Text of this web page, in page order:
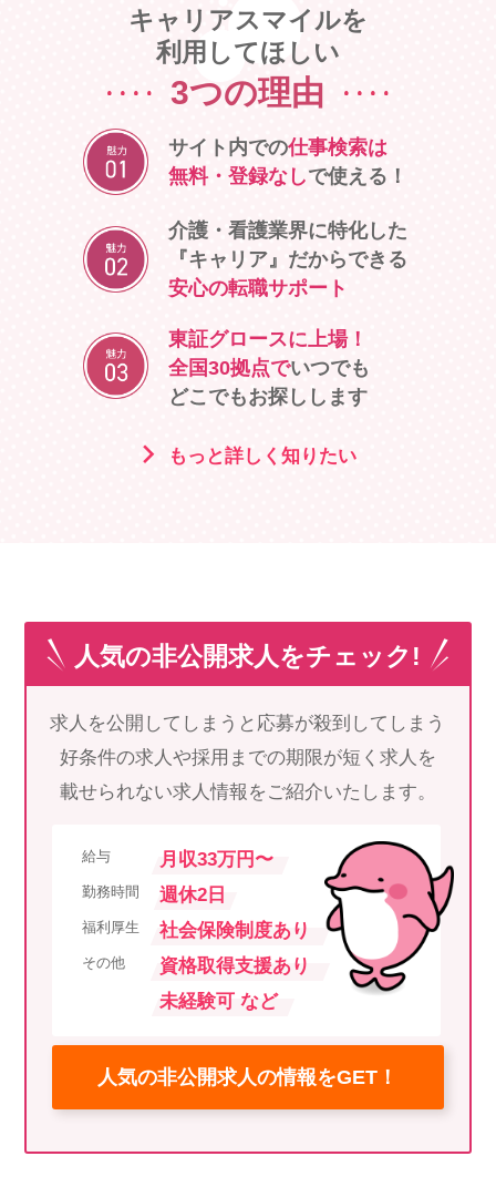
無料駐車場あり
キャリアスマイルを
利用してほしい
3つの理由
サイト内での仕事検索は
無料・登録なしで使える！
介護・看護業界に特化した
『キャリア』だからできる
安心の転職サポート
東証グロースに上場！
全国30拠点でいつでも
どこでもお探しします
もっと詳しく知りたい
人気の非公開求人をチェック!
求人を公開してしまうと応募が殺到してしまう
好条件の求人や採用までの期限が短く求人を
載せられない求人情報をご紹介いたします。
人気の非公開求人の情報をGET！
給与 月収33万円〜
勤務時間 週休2日
福利厚生 社会保険制度あり
その他
資格取得支援あり
未経験可 など